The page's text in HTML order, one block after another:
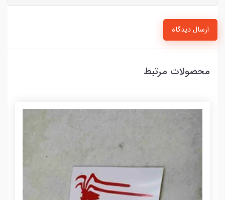
ارسال دیدگاه
محصولات مرتبط